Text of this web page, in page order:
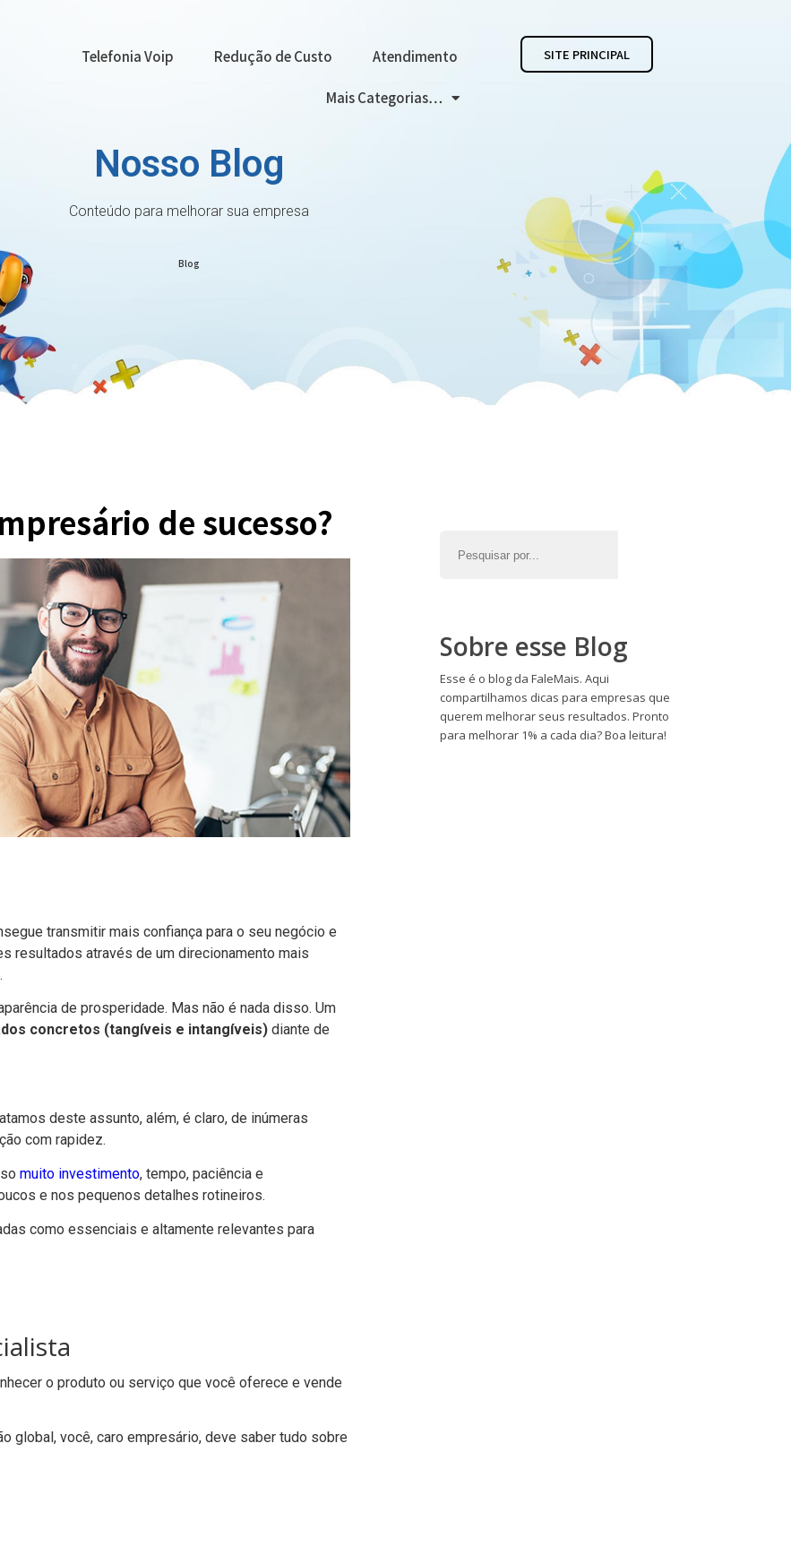
Telefonia Voip Redução de Custo Atendimento
Mais Categorias…
SITE PRINCIPAL
Nosso Blog
Conteúdo para melhorar sua empresa
Blog
de sucesso?
transmitir mais confiança para o seu negócio e
resultados através de um direcionamento mais
de prosperidade. Mas não é nada disso. Um
concretos (tangíveis e intangíveis) diante de
deste assunto, além, é claro, de inúmeras
com rapidez.
muito investimento, tempo, paciência e
e nos pequenos detalhes rotineiros.
como essenciais e altamente relevantes para
o produto ou serviço que você oferece e vende
global, você, caro empresário, deve saber tudo sobre
Sobre esse Blog
Esse é o blog da FaleMais. Aqui
compartilhamos dicas para empresas que
querem melhorar seus resultados. Pronto
para melhorar 1% a cada dia? Boa leitura!